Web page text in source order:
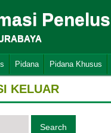
Pidana Pidana Khusus
KELUAR